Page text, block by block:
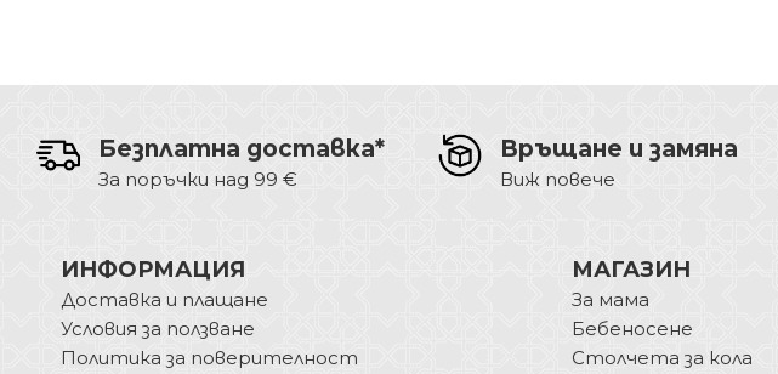
Безплатна доставка*
За поръчки над 99 €
Връщане и замяна
Виж повече
ИНФОРМАЦИЯ
Доставка и плащане
Условия за ползване
Политика за поверителност
МАГАЗИН
За мама
Бебеносене
Столчета за кола